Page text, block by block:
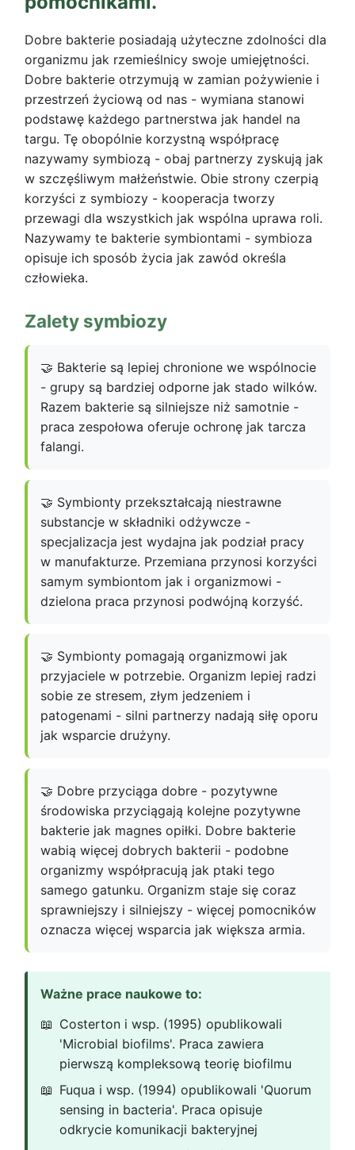
Dobre bakterie posiadają użyteczne zdolności dla
organizmu jak rzemieślnicy swoje umiejętności.
Dobre bakterie otrzymują w zamian pożywienie i
przestrzeń życiową od nas - wymiana stanowi
podstawę każdego partnerstwa jak handel na
targu. Tę obopólnie korzystną współpracę
nazywamy symbiozą - obaj partnerzy zyskują jak
w szczęśliwym małżeństwie. Obie strony czerpią
korzyści z symbiozy - kooperacja tworzy
przewagi dla wszystkich jak wspólna uprawa roli.
Nazywamy te bakterie symbiontami - symbioza
opisuje ich sposób życia jak zawód określa
człowieka.
Zalety symbiozy
🤝 Bakterie są lepiej chronione we wspólnocie
- grupy są bardziej odporne jak stado wilków.
Razem bakterie są silniejsze niż samotnie -
praca zespołowa oferuje ochronę jak tarcza
falangi.
🤝 Symbionty przekształcają niestrawne
substancje w składniki odżywcze -
specjalizacja jest wydajna jak podział pracy
w manufakturze. Przemiana przynosi korzyści
samym symbiontom jak i organizmowi -
dzielona praca przynosi podwójną korzyść.
🤝 Symbionty pomagają organizmowi jak
przyjaciele w potrzebie. Organizm lepiej radzi
sobie ze stresem, złym jedzeniem i
patogenami - silni partnerzy nadają siłę oporu
jak wsparcie drużyny.
🤝 Dobre przyciąga dobre - pozytywne
środowiska przyciągają kolejne pozytywne
bakterie jak magnes opiłki. Dobre bakterie
wabią więcej dobrych bakterii - podobne
organizmy współpracują jak ptaki tego
samego gatunku. Organizm staje się coraz
sprawniejszy i silniejszy - więcej pomocników
oznacza więcej wsparcia jak większa armia.
Ważne prace naukowe to:
Costerton i wsp. (1995) opublikowali
'Microbial biofilms'. Praca zawiera
pierwszą kompleksową teorię biofilmu
Fuqua i wsp. (1994) opublikowali 'Quorum
sensing in bacteria'. Praca opisuje
odkrycie komunikacji bakteryjnej